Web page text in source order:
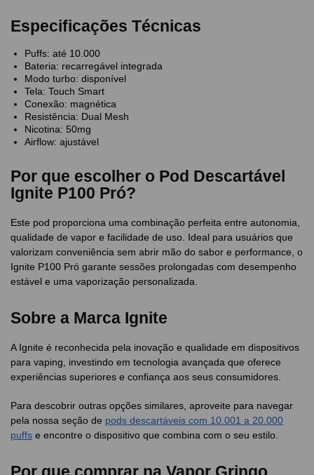
Especificações Técnicas
Puffs: até 10.000
Bateria: recarregável integrada
Modo turbo: disponível
Tela: Touch Smart
Conexão: magnética
Resistência: Dual Mesh
Nicotina: 50mg
Airflow: ajustável
Por que escolher o Pod Descartável
Ignite P100 Pró?
Este pod proporciona uma combinação perfeita entre autonomia,
qualidade de vapor e facilidade de uso. Ideal para usuários que
valorizam conveniência sem abrir mão do sabor e performance, o
Ignite P100 Pró garante sessões prolongadas com desempenho
estável e uma vaporização personalizada.
Sobre a Marca Ignite
A Ignite é reconhecida pela inovação e qualidade em dispositivos
para vaping, investindo em tecnologia avançada que oferece
experiências superiores e confiança aos seus consumidores.
Para descobrir outras opções similares, aproveite para navegar
pela nossa seção de pods descartáveis com 10.001 a 20.000
puffs e encontre o dispositivo que combina com o seu estilo.